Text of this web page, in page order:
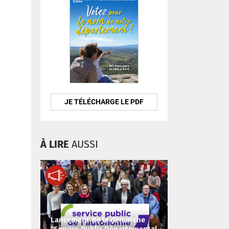
JE TÉLÉCHARGE LE PDF
À LIRE AUSSI
Lancement de la démarche